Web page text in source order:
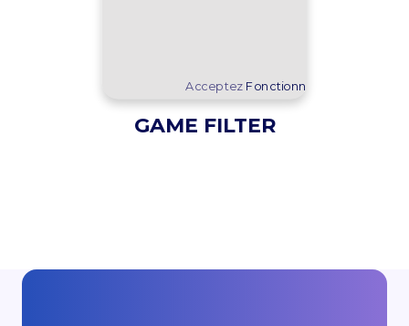
Acceptez Fonctionnel
GAME FILTER